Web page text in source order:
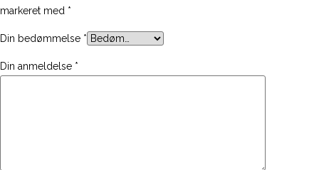
markeret med *
Din bedømmelse *
Din anmeldelse *